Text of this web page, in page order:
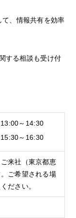
、情報共有を効率
する相談も受け付
～14:30
～16:30
来社（東京都恵
ご希望される場
ださい。